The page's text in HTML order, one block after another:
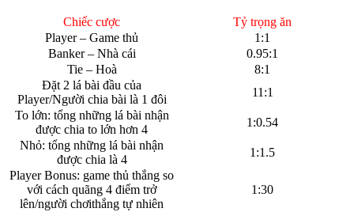
Chiếc cược
Tỷ trọng ăn
Player – Game thủ
1:1
Banker – Nhà cái
0.95:1
Tie – Hoà
8:1
Đặt 2 lá bài đầu của
Player/Người chia bài là 1 đôi
11:1
To lớn: tổng những lá bài nhận
được chia to lớn hơn 4
1:0.54
Nhỏ: tổng những lá bài nhận
được chia là 4
1:1.5
Player Bonus: game thủ thắng so
với cách quãng 4 điểm trở
lên/người chơithắng tự nhiên
1:30